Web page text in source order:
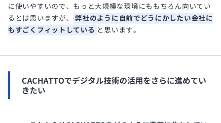
に使いやすいので、もっと大規模な環境にももちろん向いてい
るとは思いますが、
弊社のように自前でどうにかしたい会社に
もすごくフィットしている と思います。
CACHATTOでデジタル技術の活用をさらに進めてい
きたい